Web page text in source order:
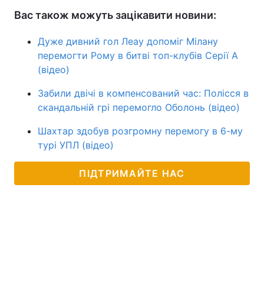
Вас також можуть зацікавити новини:
Дуже дивний гол Леау допоміг Мілану
перемогти Рому в битві топ-клубів Серії А
(відео)
Забили двічі в компенсований час: Полісся в
скандальній грі перемогло Оболонь (відео)
Шахтар здобув розгромну перемогу в 6-му
турі УПЛ (відео)
ПІДТРИМАЙТЕ НАС